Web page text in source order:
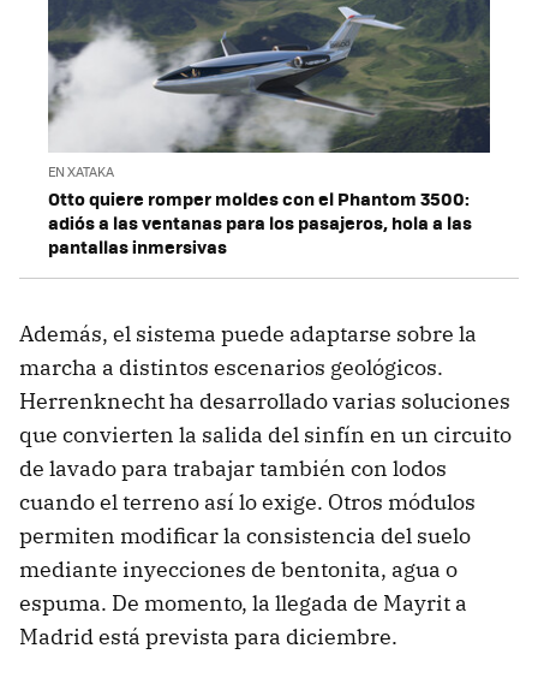
EN XATAKA
Otto quiere romper moldes con el Phantom 3500:
adiós a las ventanas para los pasajeros, hola a las
pantallas inmersivas
Además, el sistema puede adaptarse sobre la
marcha a distintos escenarios geológicos.
Herrenknecht ha desarrollado varias soluciones
que convierten la salida del sinfín en un circuito
de lavado para trabajar también con lodos
cuando el terreno así lo exige. Otros módulos
permiten modificar la consistencia del suelo
mediante inyecciones de bentonita, agua o
espuma. De momento, la llegada de Mayrit a
Madrid está prevista para diciembre.